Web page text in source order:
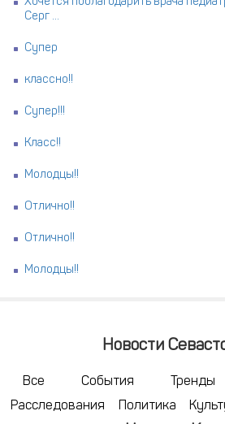
Серг ...
Супер
классно!!
Супер!!!
Класс!!
Молодцы!!
Отлично!!
Отлично!!
Молодцы!!
Новости
Все События Тренды
Расследования
Политика